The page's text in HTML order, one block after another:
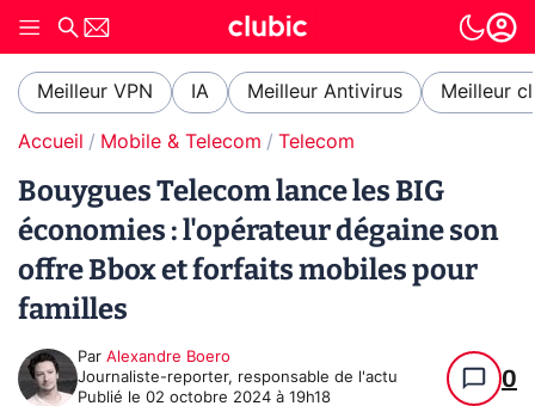
Meilleur VPN IA Meilleur Antivirus Meilleur
Accueil Mobile & Telecom Telecom
Bouygues Telecom lance les BIG
économies : l'opérateur dégaine son
offre Bbox et forfaits mobiles pour
familles
Par Alexandre Boero
Journaliste-reporter, responsable de l'actu
Publié le 02 octobre 2024 à 19h18
0